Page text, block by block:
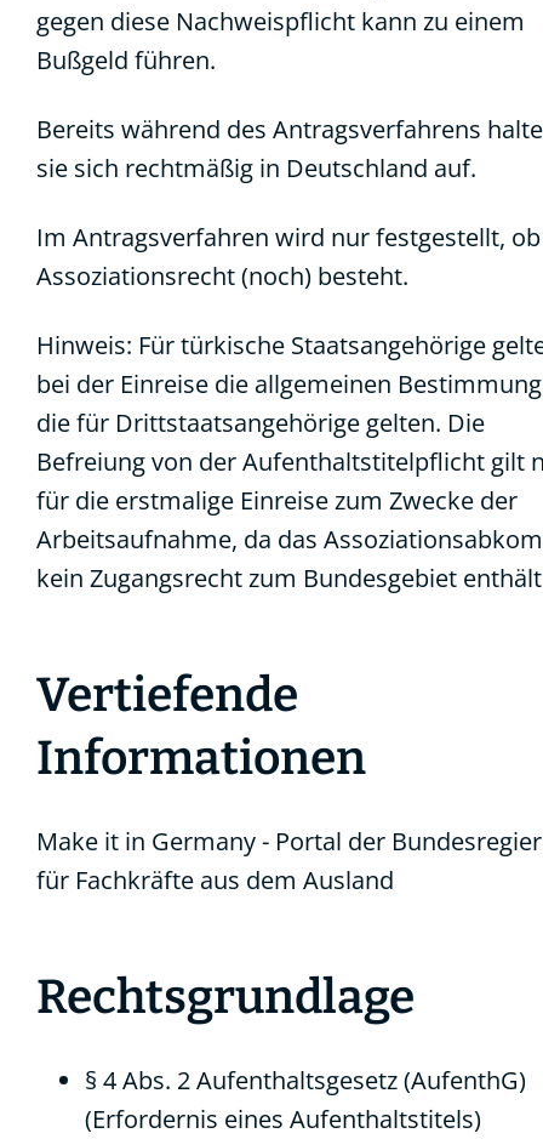
gegen diese Nachweispflicht kann zu einem
Bußgeld führen.
Bereits während des Antragsverfahrens
sie sich rechtmäßig in Deutschland auf.
Im Antragsverfahren wird nur festgestellt,
Assoziationsrecht (noch) besteht.
Hinweis: Für türkische Staatsangehörige
bei der Einreise die allgemeinen
die für Drittstaatsangehörige gelten. Die
Befreiung von der Aufenthaltstitelpflicht gilt
für die erstmalige Einreise zum Zwecke der
Arbeitsaufnahme, da das
kein Zugangsrecht zum Bundesgebiet
Vertiefende
Informationen
Make it in Germany - Portal der
für Fachkräfte aus dem Ausland
Rechtsgrundlage
§ 4 Abs. 2 Aufenthaltsgesetz (AufenthG)
(Erfordernis eines Aufenthaltstitels)